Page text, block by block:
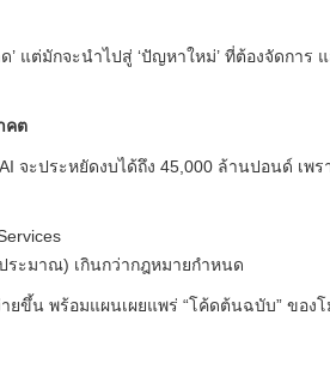
’ แต่มักจะนำไปสู่ ‘ปัญหาใหม่’ ที่ต้องจัดการ
คต
จะประหยัดงบได้ถึง 45,000 ล้านปอนด์ เพร
ระมาณ) เกินกว่ากฎหมายกำหนด
ขึ้น พร้อมแผนเผยแพร่ “โค้ดต้นฉบับ” ของ